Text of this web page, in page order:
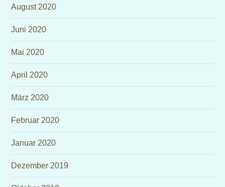
August 2020
Juni 2020
Mai 2020
April 2020
März 2020
Februar 2020
Januar 2020
Dezember 2019